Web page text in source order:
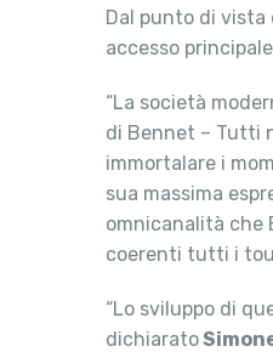
Dal punto di vista
accesso
“La società
di Bennet – Tutti
immortalare i
sua massima
omnicanalità che
coerenti tutti i
“Lo sviluppo di
dichiarato